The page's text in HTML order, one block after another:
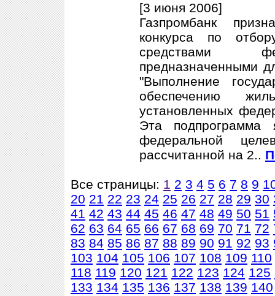
[3 июня 2006]
Газпромбанк
конкурса по
средствами
предназначенными
"Выполнение
обеспечению
установленных
Эта подпрограмма
федеральной
рассчитанной на 2..
Все страницы: 1 2 3 4 5 6 7 8 9
20 21 22 23 24 25 26 27 28 29 30
41 42 43 44 45 46 47 48 49 50 51
62 63 64 65 66 67 68 69 70 71 72
83 84 85 86 87 88 89 90 91 92 93
103 104 105 106 107 108 109 110
118 119 120 121 122 123 124 125
133 134 135 136 137 138 139 140